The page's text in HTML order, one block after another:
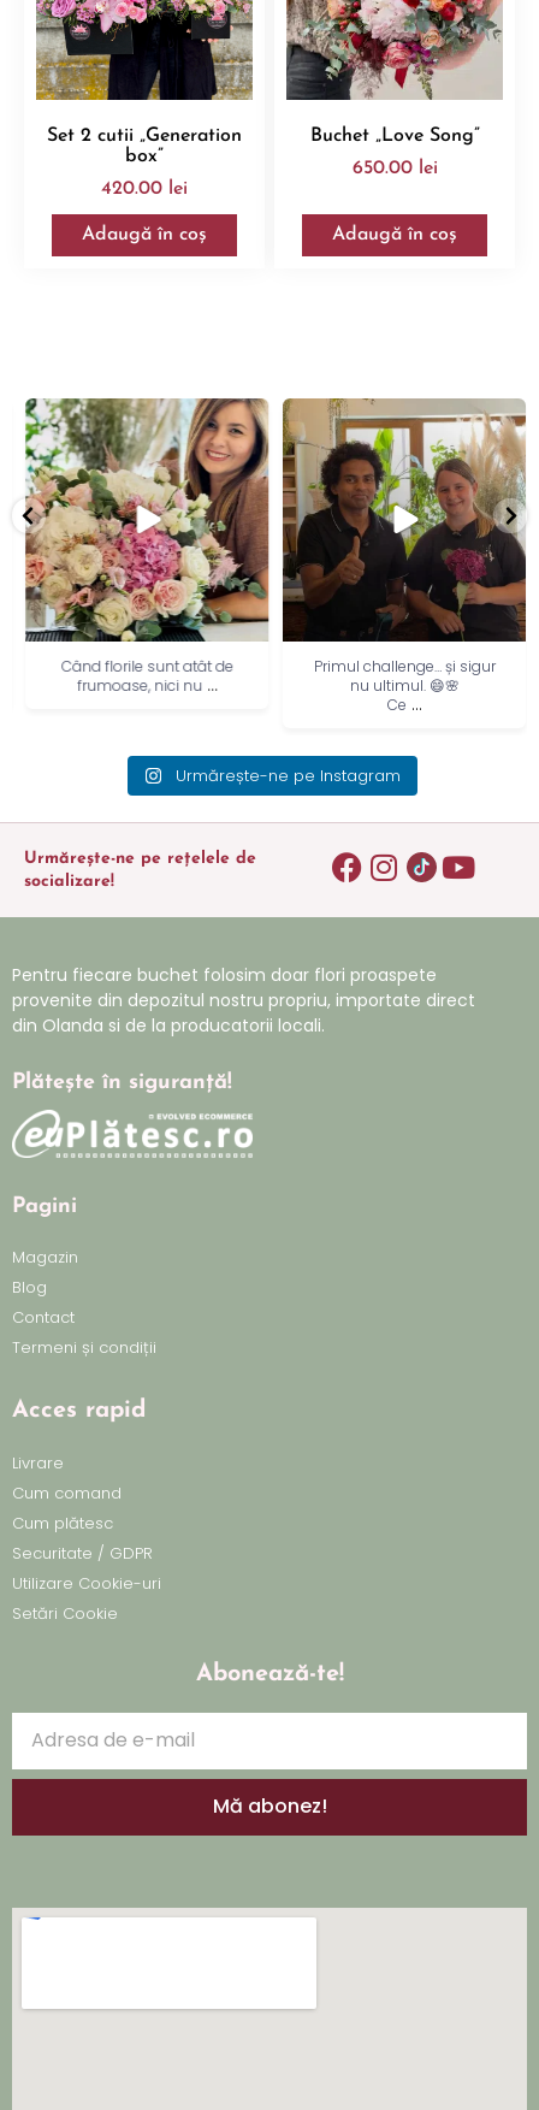
Set 2 cutii „Generation
box”
420.00 lei
Adaugă în coș
Buchet „Love Song”
650.00 lei
Adaugă în coș
Când florile sunt atât de
frumoase, nici nu ...
Primul challenge… și sigur
nu ultimul. 😄🌸
Ce ...
Urmărește-ne pe Instagram
Urmărește-ne pe rețelele de
socializare!
Pentru fiecare buchet folosim doar flori proaspete
provenite din depozitul nostru propriu, importate direct
din Olanda si de la producatorii locali.
Plătește în siguranță!
Pagini
Magazin
Blog
Contact
Termeni și condiții
Acces rapid
Livrare
Cum comand
Cum plătesc
Securitate / GDPR
Utilizare Cookie-uri
Setări Cookie
Abonează-te!
Mă abonez!